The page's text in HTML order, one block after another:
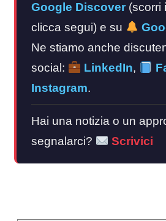
Google Discover (scorri
clicca segui) e su
Ne stiamo anche
social:
LinkedIn,
Instagram.
Hai una notizia o un
segnalarci?
Scrivici